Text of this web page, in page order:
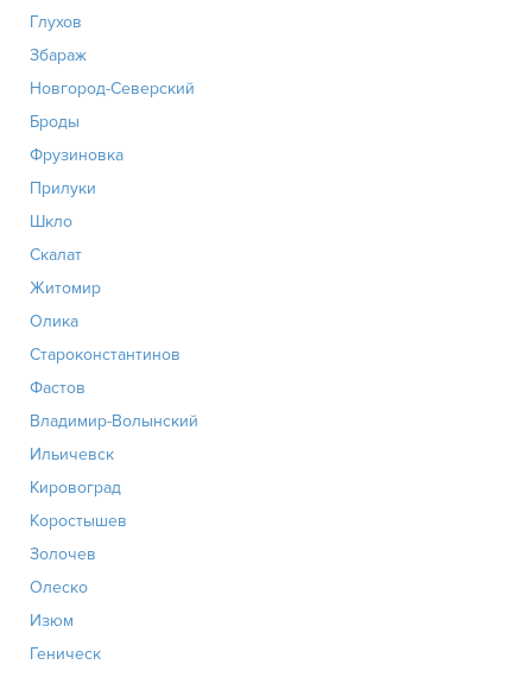
Глухов
Збараж
Новгород-Северский
Броды
Фрузиновка
Прилуки
Шкло
Скалат
Житомир
Олика
Староконстантинов
Фастов
Владимир-Волынский
Ильичевск
Кировоград
Коростышев
Золочев
Олеско
Изюм
Геническ